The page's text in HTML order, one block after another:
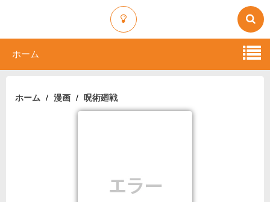
ホーム
ホーム 漫画 呪術廻戦